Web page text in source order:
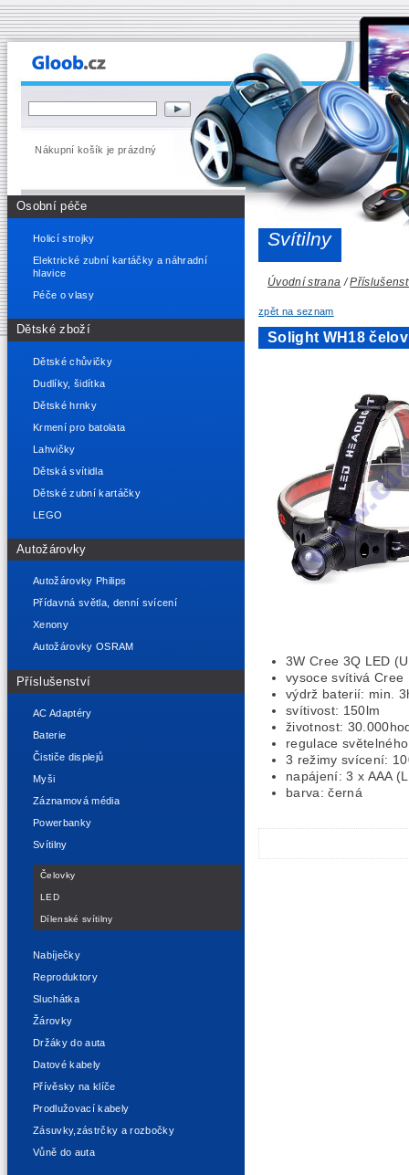
Nákupní košík je prázdný
Osobní péče
Holicí strojky
Elektrické zubní kartáčky a náhradní
hlavice
Péče o vlasy
Dětské zboží
Dětské chůvičky
Dudlíky, šidítka
Dětské hrnky
Krmení pro batolata
Lahvičky
Dětská svítidla
Dětské zubní kartáčky
LEGO
Autožárovky
Autožárovky Philips
Přídavná světla, denní svícení
Xenony
Autožárovky OSRAM
Příslušenství
AC Adaptéry
Baterie
Čističe displejů
Myši
Záznamová média
Powerbanky
Svítilny
Čelovky
LED
Dílenské svítilny
Nabíječky
Reproduktory
Sluchátka
Žárovky
Držáky do auta
Datové kabely
Přívěsky na klíče
Prodlužovací kabely
Zásuvky,zástrčky a rozbočky
Vůně do auta
Svítilny
Úvodní strana /
zpět na seznam
Solight WH18
3W Cree 3Q LED
vysoce svítivá Cree
výdrž baterií: min.
svítivost: 150lm
životnost:
regulace
3 režimy svícení:
napájení: 3 x AAA
barva: černá